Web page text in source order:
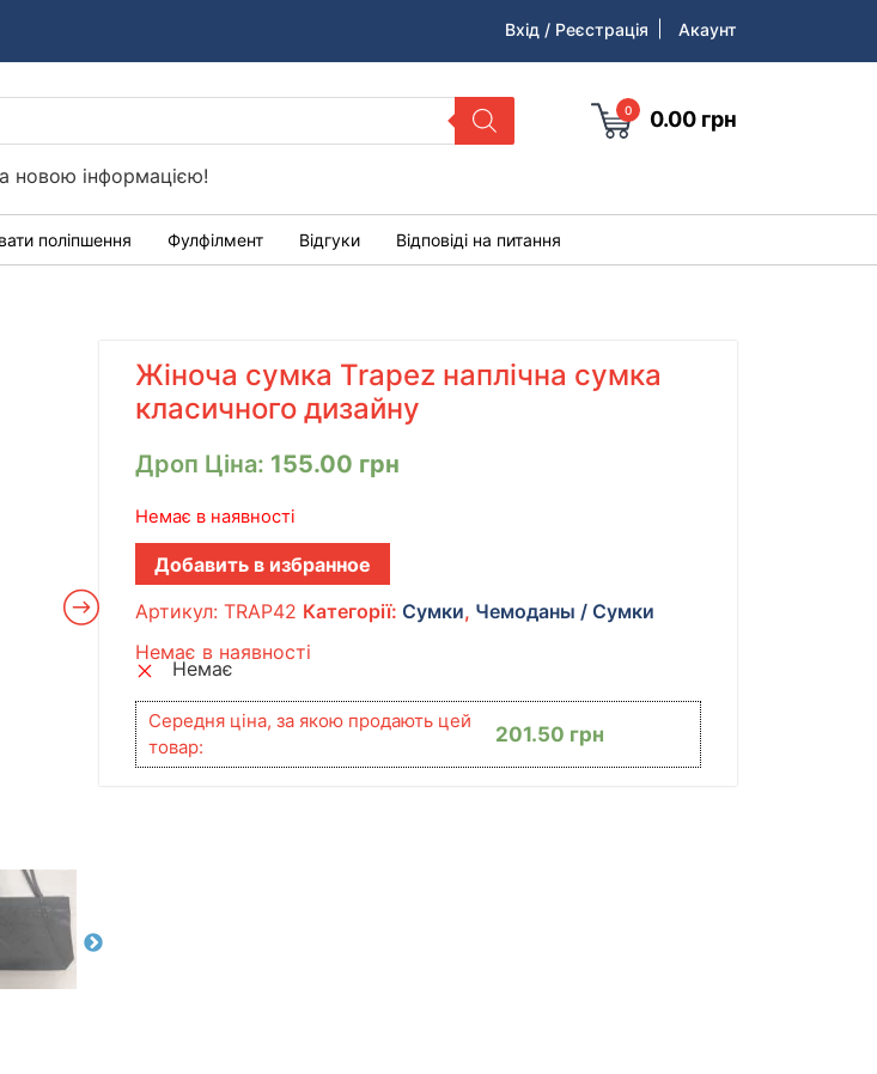
Вхід / Реєстрація Акаунт
0 0.00 грн
новою інформацією!
поліпшення Фулфілмент Відгуки Відповіді на питання
Жіноча сумка Trapez наплічна сумка
класичного дизайну
Дроп Ціна: 155.00 грн
Немає в наявності
Добавить в избранное
Артикул:TRAP42 Категорії: Сумки, Чемоданы / Сумки
Немає в наявності
Немає
Середня ціна, за якою продають цей
товар:
201.50 грн